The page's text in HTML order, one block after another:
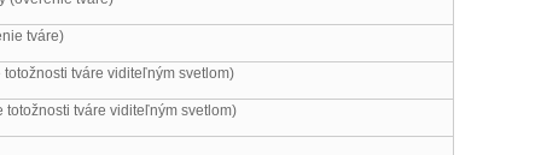
tváre)
tváre viditeľným svetlom)
totožnosti tváre viditeľným svetlom)